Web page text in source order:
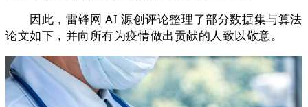
因此，雷锋网 AI 源创评论整理了部分数据集与算法
论文如下，并向所有为疫情做出贡献的人致以敬意。